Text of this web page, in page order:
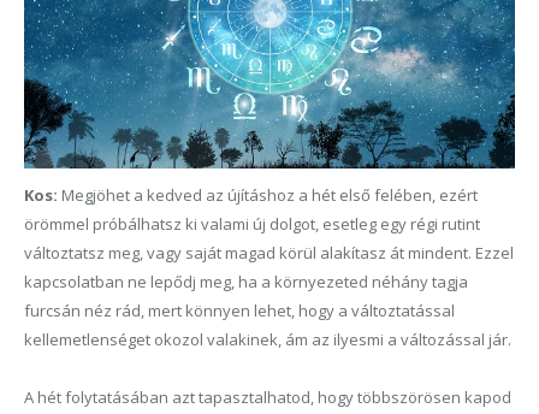
Kos: Megjöhet a kedved az újításhoz a hét első felében, ezért
örömmel próbálhatsz ki valami új dolgot, esetleg egy régi rutint
változtatsz meg, vagy saját magad körül alakítasz át mindent. Ezzel
kapcsolatban ne lepődj meg, ha a környezeted néhány tagja
furcsán néz rád, mert könnyen lehet, hogy a változtatással
kellemetlenséget okozol valakinek, ám az ilyesmi a változással jár.
A hét folytatásában azt tapasztalhatod, hogy többszörösen kapod